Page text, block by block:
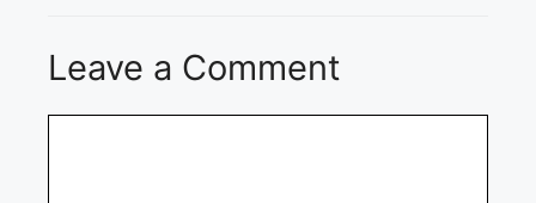
Leave a Comment